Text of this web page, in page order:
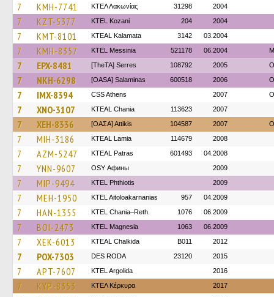
7 KMH-7741 ΚΤΕΛ Λακωνίας 31298 2004
7 KZT-5377 ΚΤΕL Kozani 204 2004
7 KMT-8101 KTEAL Kalamata 3142 03.2004
7 KMH-8357 KTEL Messinia 521178 06.2004
7 EPX-8481 [TheTA] Serres 108792 2005
7 NKH-6298 [OASA] Salaminas 600518 2006
7 IMX-8394 CSS Athens 2007
7 XNO-3107 KTEAL Chania 113623 2007
7 XEH-8336 [ΟΑΣΑ] Αttikis 104587 2007
7 MIH-3186 KTEAL Lamia 114679 2008
7 AZM-5247 KTEAL Patras 601493 04.2008
7 YNN-9607 OSY Афины 2009
7 MIP-9494 ΚΤΕL Phthiotis 2009
7 MEH-1950 KTEL Aitoloakarnanias 957 04.2009
7 HAN-1355 KTEL Chania–Reth. 1076 06.2009
7 BOI-2473 ΚΤΕL Magnesia 1063 06.2009
7 XEK-6013 KTEAL Chalkida B011 2012
7 POX-7303 DES RODA 23120 2015
7 APT-7607 KTEL Argolida 2016
7 KYP-8353 ΚΤΕΛ Κέρκυρα 2017